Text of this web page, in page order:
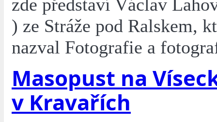
zde představí Václav
) ze Stráže pod Ralskem,
nazval Fotografie a
Masopust na
v Kravařích